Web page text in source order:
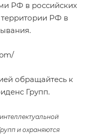
РФ в российских
территории РФ в
обращайтесь к
Групп.
и охраняются